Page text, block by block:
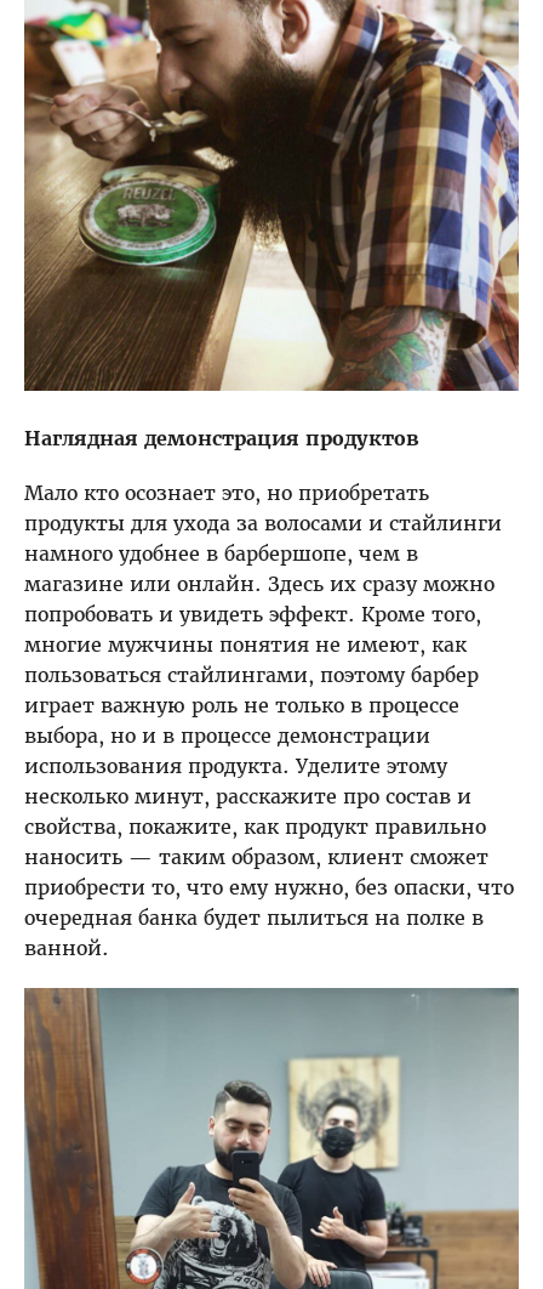
Наглядная демонстрация продуктов
Мало кто осознает это, но приобретать
продукты для ухода за волосами и стайлинги
намного удобнее в барбершопе, чем в
магазине или онлайн. Здесь их сразу можно
попробовать и увидеть эффект. Кроме того,
многие мужчины понятия не имеют, как
пользоваться стайлингами, поэтому барбер
играет важную роль не только в процессе
выбора, но и в процессе демонстрации
использования продукта. Уделите этому
несколько минут, расскажите про состав и
свойства, покажите, как продукт правильно
наносить — таким образом, клиент сможет
приобрести то, что ему нужно, без опаски, что
очередная банка будет пылиться на полке в
ванной.